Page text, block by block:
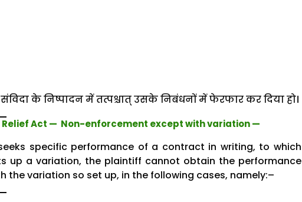
के निष्पादन में तत्पश्चात् उसके निबंधनों में फेरफार कर दिया हो।
Relief Act — Non-enforcement except with variation —
specific performance of a contract in writing, to which
up a variation, the plaintiff cannot obtain the performance
the variation so set up, in the following cases, namely:–